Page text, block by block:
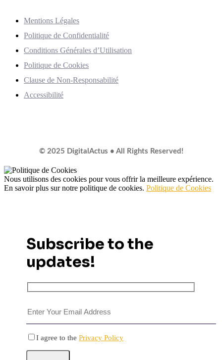
Mentions Légales
Politique de Confidentialité
Conditions Générales d’Utilisation
Politique de Cookies
Clause de Non-Responsabilité
Accessibilité
© 2025 DigitalActus • All Rights Reserved!
Nous utilisons des cookies pour vous offrir la meilleure expérience.
En savoir plus sur notre politique de cookies. Politique de Cookies
Subscribe to the
updates!
I agree to the Privacy Policy